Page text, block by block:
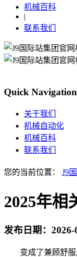
机械百科
|
联系我们
Quick Navigation
关于我们
机械自动化
机械百科
联系我们
您的当前位置： J9
2025年相
发布日期： 2026-
变成了兼顾舒服度